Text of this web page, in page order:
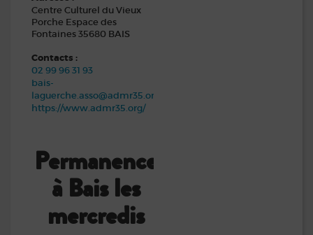
Centre Culturel du Vieux
Porche Espace des
Fontaines 35680 BAIS
Contacts :
02 99 96 31 93
bais-
laguerche.asso@admr35.org
https://www.admr35.org/
Permanence
à Bais les
mercredis